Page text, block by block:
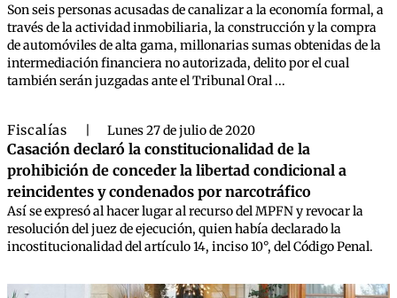
Son seis personas acusadas de canalizar a la economía formal, a
través de la actividad inmobiliaria, la construcción y la compra
de automóviles de alta gama, millonarias sumas obtenidas de la
intermediación financiera no autorizada, delito por el cual
también serán juzgadas ante el Tribunal Oral ...
Fiscalías Lunes 27 de julio de 2020
Casación declaró la constitucionalidad de la
prohibición de conceder la libertad condicional a
reincidentes y condenados por narcotráfico
Así se expresó al hacer lugar al recurso del MPFN y revocar la
resolución del juez de ejecución, quien había declarado la
incostitucionalidad del artículo 14, inciso 10°, del Código Penal.